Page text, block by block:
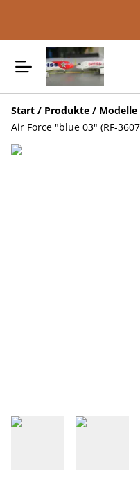
Start / Produkte / Modelle
Air Force "blue 03" (RF-